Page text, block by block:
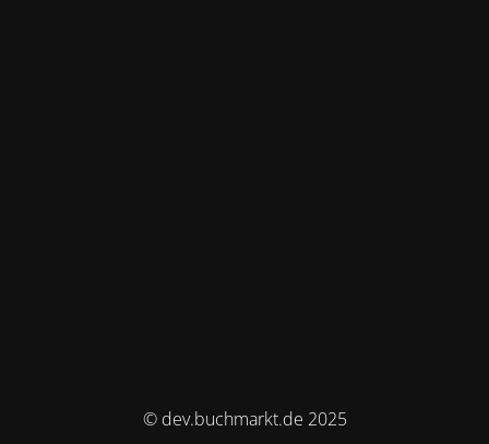
© dev.buchmarkt.de 2025